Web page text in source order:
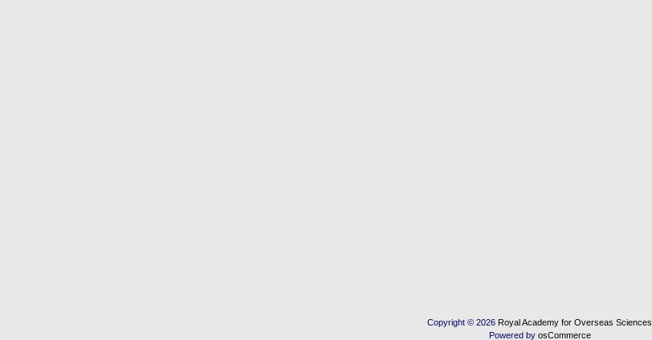
Copyright © 2026 Royal Academy for Overseas Sciences
Powered by osCommerce